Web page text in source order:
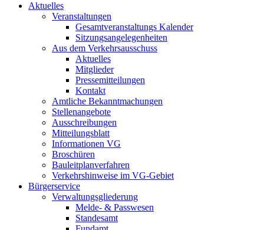
Aktuelles
Veranstaltungen
Gesamtveranstaltungs Kalender
Sitzungsangelegenheiten
Aus dem Verkehrsausschuss
Aktuelles
Mitglieder
Pressemitteilungen
Kontakt
Amtliche Bekanntmachungen
Stellenangebote
Ausschreibungen
Mitteilungsblatt
Informationen VG
Broschüren
Bauleitplanverfahren
Verkehrshinweise im VG-Gebiet
Bürgerservice
Verwaltungsgliederung
Melde- & Passwesen
Standesamt